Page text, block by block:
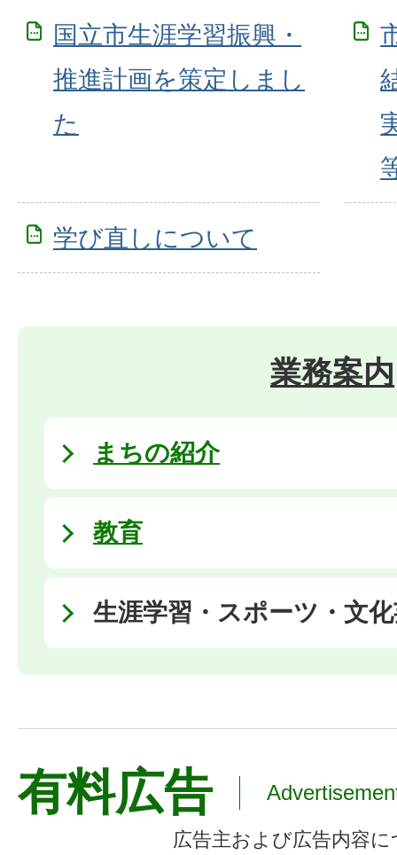
国立市生涯学習振興・
推進計画を策定しまし
た
学び直しについて
業務案内
まちの紹介
教育
生涯学習・スポーツ・文
有料広告
広告主および広告内容